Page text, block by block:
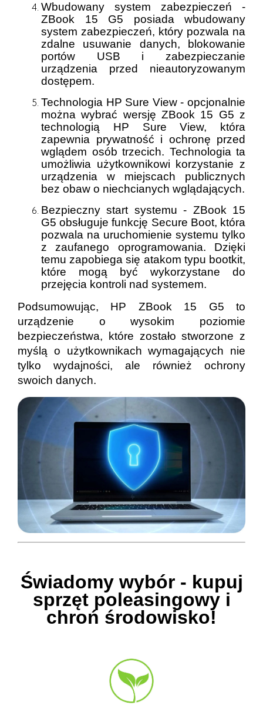
Wbudowany system zabezpieczeń -
ZBook 15 G5 posiada wbudowany
system zabezpieczeń, który pozwala na
zdalne usuwanie danych, blokowanie
portów USB i zabezpieczanie
urządzenia przed nieautoryzowanym
dostępem.
Technologia HP Sure View - opcjonalnie
można wybrać wersję ZBook 15 G5 z
technologią HP Sure View, która
zapewnia prywatność i ochronę przed
wglądem osób trzecich. Technologia ta
umożliwia użytkownikowi korzystanie z
urządzenia w miejscach publicznych
bez obaw o niechcianych wglądających.
Bezpieczny start systemu - ZBook 15
G5 obsługuje funkcję Secure Boot, która
pozwala na uruchomienie systemu tylko
z zaufanego oprogramowania. Dzięki
temu zapobiega się atakom typu bootkit,
które mogą być wykorzystane do
przejęcia kontroli nad systemem.
Podsumowując, HP ZBook 15 G5 to
urządzenie o wysokim poziomie
bezpieczeństwa, które zostało stworzone z
myślą o użytkownikach wymagających nie
tylko wydajności, ale również ochrony
swoich danych.
Świadomy wybór - kupuj
sprzęt poleasingowy i
chroń środowisko!